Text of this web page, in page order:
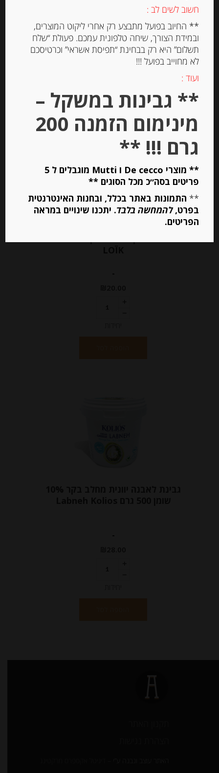
מחיר ל 100 גרם: 9.40 ש"ח
מחיר ל 100 גרם: 9.40 ש"ח
גבינה טריה למריחה “מאדאם לואיק”
-
-
חשוב לשים לב :
** החיוב בפועל מתבצע רק אחרי ליקוט המוצרים,
ובמידת הצורך, שיחה טלפונית עמכם. פעולת “שלח
תשלום” היא רק בבחינת “תפיסת אשראי” וכרטיסכם
לא מחוייב בפועל !!!
ועוד :
** גבינות במשקל –
מינימום הזמנה 200
גרם !!! **
** מוצרי De cecco ו Mutti מוגבלים ל 5
פריטים בסה״כ מכל הסוגים **
** התמונות באתר בכלל, ובחנות האינטרנטית
בפרט,להמחשה בלבד. יתכנו שינויים במראה
הפריטים.